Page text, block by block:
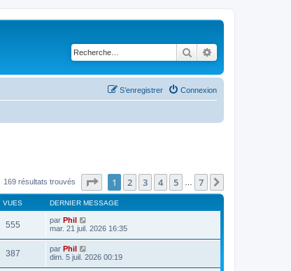
Rechercher
Connexion
S’enregistrer
169 résultats trouvés Page sur7
1 2 3 4 5 7
VUES DERNIER MESSAGE
555 par Phil
mar. 21 juil. 2026 16:35
387 par Phil
dim. 5 juil. 2026 00:19